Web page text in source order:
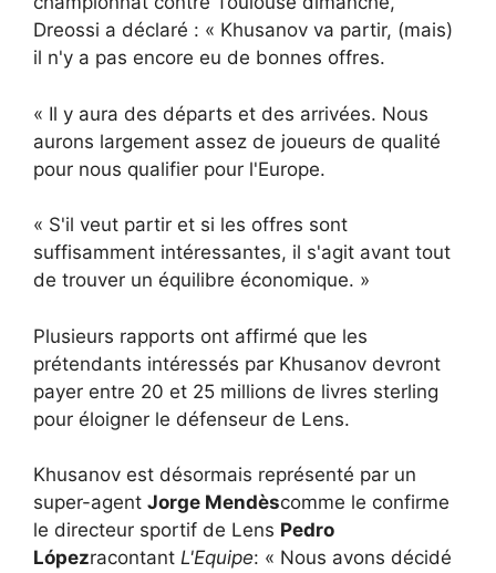
Dreossi a déclaré : « Khusanov va partir, (mais)
il n'y a pas encore eu de bonnes offres.
« Il y aura des départs et des arrivées. Nous
aurons largement assez de joueurs de qualité
pour nous qualifier pour l'Europe.
« S'il veut partir et si les offres sont
suffisamment intéressantes, il s'agit avant tout
de trouver un équilibre économique. »
Plusieurs rapports ont affirmé que les
prétendants intéressés par Khusanov devront
payer entre 20 et 25 millions de livres sterling
pour éloigner le défenseur de Lens.
Khusanov est désormais représenté par un
super-agent Jorge Mendèscomme le confirme
le directeur sportif de Lens Pedro
Lópezracontant L'Equipe: « Nous avons décidé